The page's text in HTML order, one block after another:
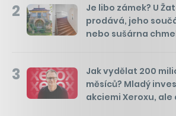
2
Je libo zámek? U
prodává, jeho
nebo sušárna
3
Jak vydělat 200
měsíců? Mladý
akciemi Xeroxu,